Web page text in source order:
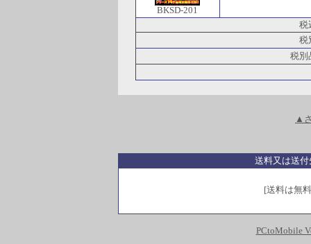
BKSD-201
税
税
税別
▲
送料又は送
[送料は無
PCtoMobile